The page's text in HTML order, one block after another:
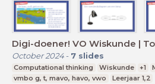
Digi-doener! VO Wiskunde |
October 2024- 7 slides
Computational thinking Wiskunde +1
vmbo g, t, mavo, havo, vwo
Leerjaar 1,2